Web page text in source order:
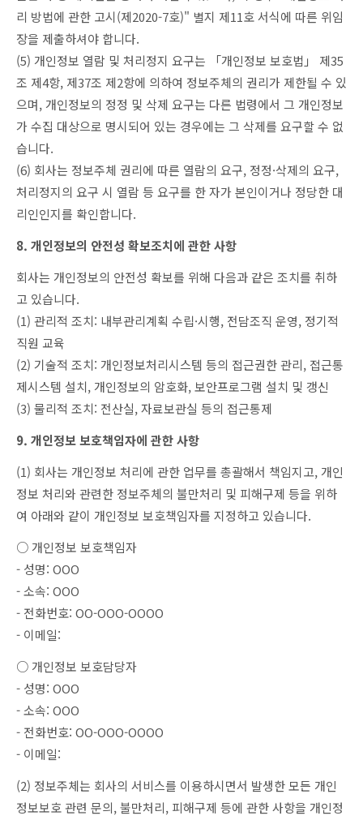
리 방법에 관한 고시(제2020-7호)" 별지 제11호 서식에 따른 위임
장을 제출하셔야 합니다.
(5) 개인정보 열람 및 처리정지 요구는 「개인정보 보호법」 제35
조 제4항, 제37조 제2항에 의하여 정보주체의 권리가 제한될 수 있
으며, 개인정보의 정정 및 삭제 요구는 다른 법령에서 그 개인정보
가 수집 대상으로 명시되어 있는 경우에는 그 삭제를 요구할 수 없
습니다.
(6) 회사는 정보주체 권리에 따른 열람의 요구, 정정·삭제의 요구,
처리정지의 요구 시 열람 등 요구를 한 자가 본인이거나 정당한 대
리인인지를 확인합니다.
8. 개인정보의 안전성 확보조치에 관한 사항
회사는 개인정보의 안전성 확보를 위해 다음과 같은 조치를 취하
고 있습니다.
(1) 관리적 조치: 내부관리계획 수립·시행, 전담조직 운영, 정기적
직원 교육
(2) 기술적 조치: 개인정보처리시스템 등의 접근권한 관리, 접근통
제시스템 설치, 개인정보의 암호화, 보안프로그램 설치 및 갱신
(3) 물리적 조치: 전산실, 자료보관실 등의 접근통제
9. 개인정보 보호책임자에 관한 사항
(1) 회사는 개인정보 처리에 관한 업무를 총괄해서 책임지고, 개인
정보 처리와 관련한 정보주체의 불만처리 및 피해구제 등을 위하
여 아래와 같이 개인정보 보호책임자를 지정하고 있습니다.
○ 개인정보 보호책임자
- 성명: OOO
- 소속: OOO
- 전화번호: OO-OOO-OOOO
- 이메일:
○ 개인정보 보호담당자
- 성명: OOO
- 소속: OOO
- 전화번호: OO-OOO-OOOO
- 이메일:
(2) 정보주체는 회사의 서비스를 이용하시면서 발생한 모든 개인
정보보호 관련 문의, 불만처리, 피해구제 등에 관한 사항을 개인정